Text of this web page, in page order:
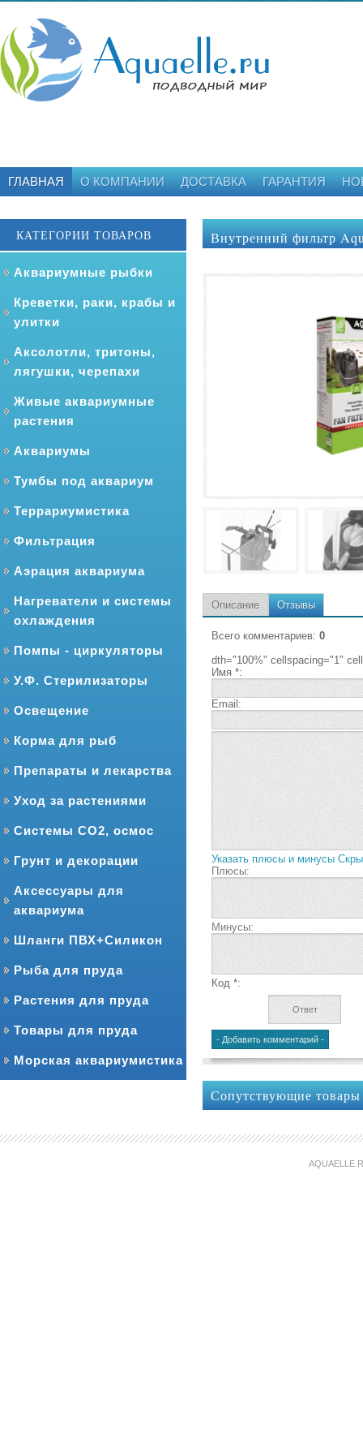
ГЛАВНАЯ О КОМПАНИИ ДОСТАВКА ГАРАНТИЯ
КАТЕГОРИИ ТОВАРОВ
Аквариумные рыбки
Креветки, раки, крабы и
улитки
Аксолотли, тритоны,
лягушки, черепахи
Живые аквариумные
растения
Аквариумы
Тумбы под аквариум
Террариумистика
Фильтрация
Аэрация аквариума
Нагреватели и системы
охлаждения
Помпы - циркуляторы
У.Ф. Стерилизаторы
Освещение
Корма для рыб
Препараты и лекарства
Уход за растениями
Системы CO2, осмос
Грунт и декорации
Аксессуары для
аквариума
Шланги ПВХ+Силикон
Рыба для пруда
Растения для пруда
Товары для пруда
Морская аквариумистика
Внутренний фильтр
Описание Отзывы
Всего комментариев: 0
dth="100%" cellspacing="1"
Имя *:
Email:
Указать плюсы и минусы
Плюсы:
Минусы:
Код *:
Сопутствующие товары